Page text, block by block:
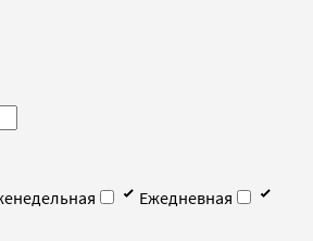
Ежедневная